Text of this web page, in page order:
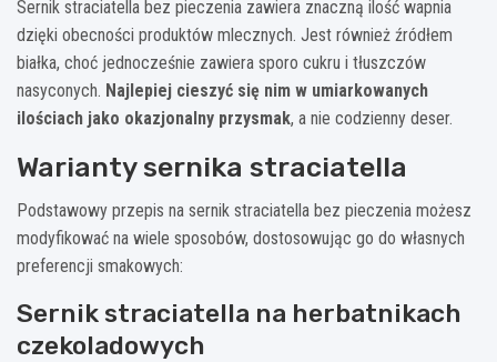
Sernik straciatella bez pieczenia zawiera znaczną ilość wapnia
dzięki obecności produktów mlecznych. Jest również źródłem
białka, choć jednocześnie zawiera sporo cukru i tłuszczów
nasyconych. Najlepiej cieszyć się nim w umiarkowanych
ilościach jako okazjonalny przysmak, a nie codzienny deser.
Warianty sernika straciatella
Podstawowy przepis na sernik straciatella bez pieczenia możesz
modyfikować na wiele sposobów, dostosowując go do własnych
preferencji smakowych:
Sernik straciatella na herbatnikach
czekoladowych